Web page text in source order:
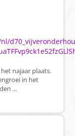
najaar plaats.
in het
...